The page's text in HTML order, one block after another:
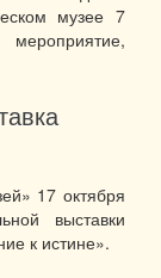
музее 7
17 октября
выставки
к истине».